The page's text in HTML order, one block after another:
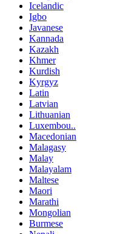
Icelandic
Igbo
Javanese
Kannada
Kazakh
Khmer
Kurdish
Kyrgyz
Latin
Latvian
Lithuanian
Luxembou..
Macedonian
Malagasy
Malay
Malayalam
Maltese
Maori
Marathi
Mongolian
Burmese